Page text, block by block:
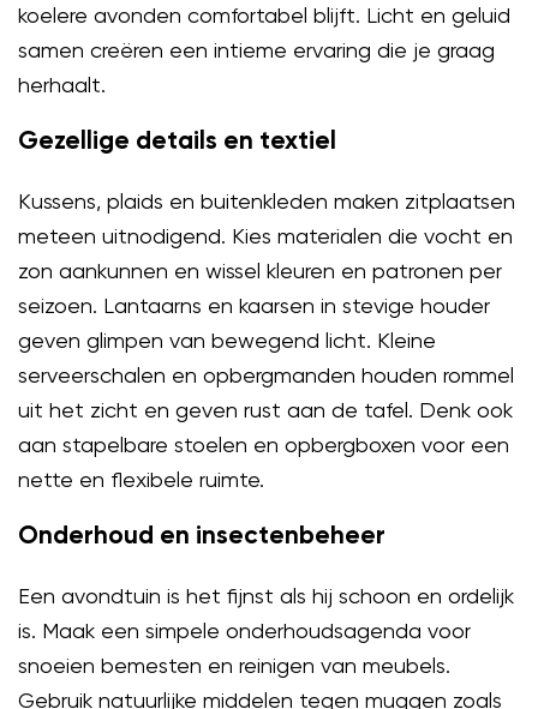
koelere avonden comfortabel blijft. Licht en geluid
samen creëren een intieme ervaring die je graag
herhaalt.
Gezellige details en textiel
Kussens, plaids en buitenkleden maken zitplaatsen
meteen uitnodigend. Kies materialen die vocht en
zon aankunnen en wissel kleuren en patronen per
seizoen. Lantaarns en kaarsen in stevige houder
geven glimpen van bewegend licht. Kleine
serveerschalen en opbergmanden houden rommel
uit het zicht en geven rust aan de tafel. Denk ook
aan stapelbare stoelen en opbergboxen voor een
nette en flexibele ruimte.
Onderhoud en insectenbeheer
Een avondtuin is het fijnst als hij schoon en ordelijk
is. Maak een simpele onderhoudsagenda voor
snoeien bemesten en reinigen van meubels.
Gebruik natuurlijke middelen tegen muggen zoals